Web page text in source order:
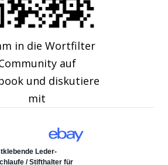
in die Wortfilter
auf
und diskutiere
mit